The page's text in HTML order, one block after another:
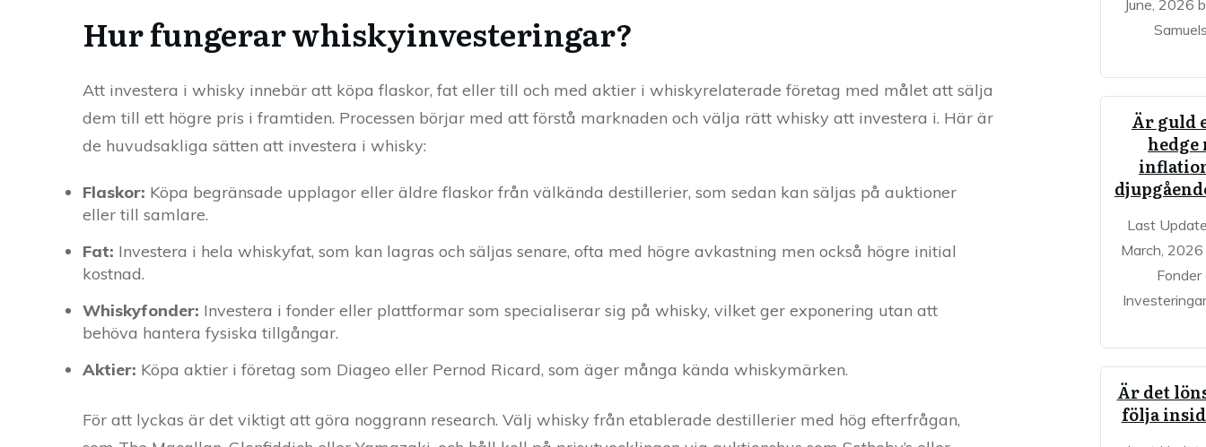
Hur fungerar whiskyinvesteringar?
Att investera i whisky innebär att köpa flaskor, fat eller till och med aktier i whiskyrelaterade företag med målet att sälja
dem till ett högre pris i framtiden. Processen börjar med att förstå marknaden och välja rätt whisky att investera i. Här är
de huvudsakliga sätten att investera i whisky:
Flaskor: Köpa begränsade upplagor eller äldre flaskor från välkända destillerier, som sedan kan säljas på auktioner
eller till samlare.
Fat: Investera i hela whiskyfat, som kan lagras och säljas senare, ofta med högre avkastning men också högre initial
kostnad.
Whiskyfonder: Investera i fonder eller plattformar som specialiserar sig på whisky, vilket ger exponering utan att
behöva hantera fysiska tillgångar.
Aktier: Köpa aktier i företag som Diageo eller Pernod Ricard, som äger många kända whiskymärken.
För att lyckas är det viktigt att göra noggrann research. Välj whisky från etablerade destillerier med hög efterfrågan,
June, 2026
Är guld
hedge
Last
March,
Fonder
Är det
följa